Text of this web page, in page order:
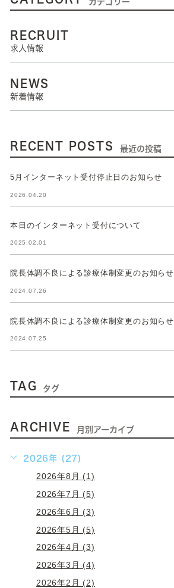
カテゴリー
RECRUIT
求人情報
NEWS
新着情報
RECENT POSTS 最近の投稿
5月インターネット受付停止日のお知らせ
2026.04.20
本日のインターネット受付について
2025.02.01
院長体調不良による診療体制変更のお知らせ
2024.07.26
院長体調不良による診療体制変更のお知らせ
2024.07.25
TAG タグ
ARCHIVE 月別アーカイブ
2026年 (27)
2026年8月 (1)
2026年7月 (5)
2026年6月 (3)
2026年5月 (5)
2026年4月 (3)
2026年3月 (4)
2026年2月 (2)